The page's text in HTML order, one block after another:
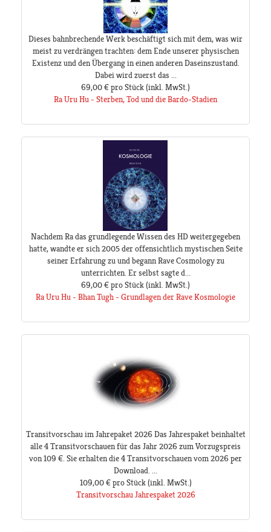
Dieses bahnbrechende Werk beschäftigt sich mit dem, was wir
meist zu verdrängen trachten: dem Ende unserer physischen
Existenz und den Übergang in einen anderen Daseinszustand.
Dabei wird zuerst das ...
69,00 €pro Stück(inkl. MwSt.)
Ra Uru Hu - Sterben, Tod und die Bardo-Stadien
Nachdem Ra das grundlegende Wissen des HD weitergegeben
hatte, wandte er sich 2005 der offensichtlich mystischen Seite
seiner Erfahrung zu und begann Rave Cosmology zu
unterrichten. Er selbst sagte d...
69,00 €pro Stück(inkl. MwSt.)
Ra Uru Hu - Bhan Tugh - Grundlagen der Rave Kosmologie
Transitvorschau im Jahrepaket 2026 Das Jahrespaket beinhaltet
alle 4 Transitvorschauen für das Jahr 2026 zum Vorzugspreis
von 109 €. Sie erhalten die 4 Transitvorschauen vom 2026 per
Download. ...
109,00 € pro Stück(inkl. MwSt.)
Transitvorschau Jahrespaket 2026